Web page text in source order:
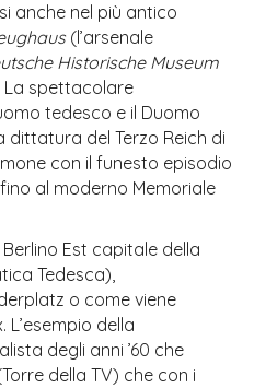
anche nel più antico
(l’arsenale
Historische Museum
La spettacolare
tedesco e il Duomo
dittatura del Terzo Reich di
con il funesto episodio
fino al moderno Memoriale
Est capitale della
Tedesca),
o come viene
L’esempio della
degli anni ’60 che
della TV) che con i